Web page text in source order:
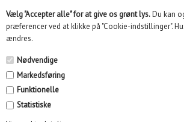
Vælg "Accepter alle" for at give os grønt lys.Du kan
præferencer ved at klikke på "Cookie-indstillinger".
ændres.
Nødvendige
Markedsføring
Funktionelle
Statistiske
INFORMATION
KUNDECENTER
SOME
NYHEDSBREV